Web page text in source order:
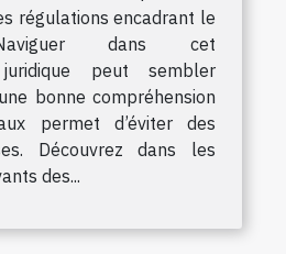
régulations encadrant le
dans cet
juridique peut sembler
bonne compréhension
permet d’éviter des
Découvrez dans les
des...